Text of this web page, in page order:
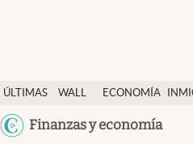
ÚLTIMAS
NOTICIAS
WALL
ECONOMÍA
Finanzas y economía
Finanzas y economía
Wall Street y dólar